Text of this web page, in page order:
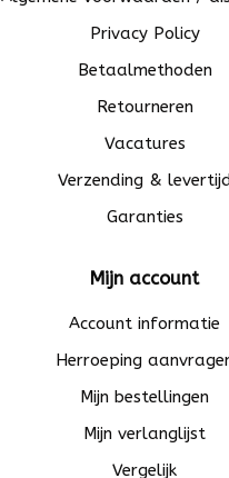
Privacy Policy
Betaalmethoden
Retourneren
Vacatures
Verzending &
Garanties
Mijn account
Account informatie
Herroeping
Mijn bestellingen
Mijn verlanglijst
Vergelijk